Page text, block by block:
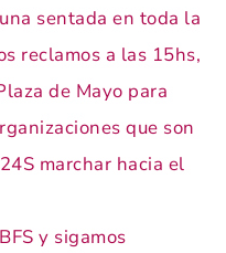
sentada en toda la
reclamos a las 15hs,
de Mayo para
que son
marchar hacia el
y sigamos